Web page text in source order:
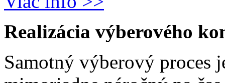
Realizácia výberového
Samotný výberový proces